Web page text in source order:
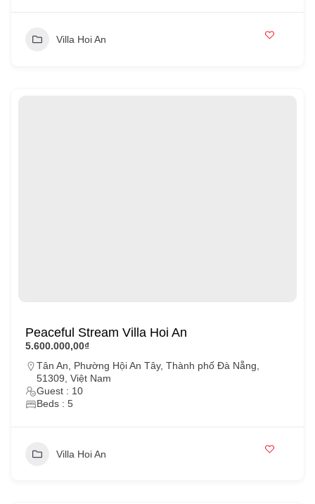
Villa Hoi An
Peaceful Stream Villa Hoi An
5.600.000,00₫
Tân An, Phường Hội An Tây, Thành phố Đà Nẵng,
51309, Việt Nam
Guest : 10
Beds : 5
Villa Hoi An